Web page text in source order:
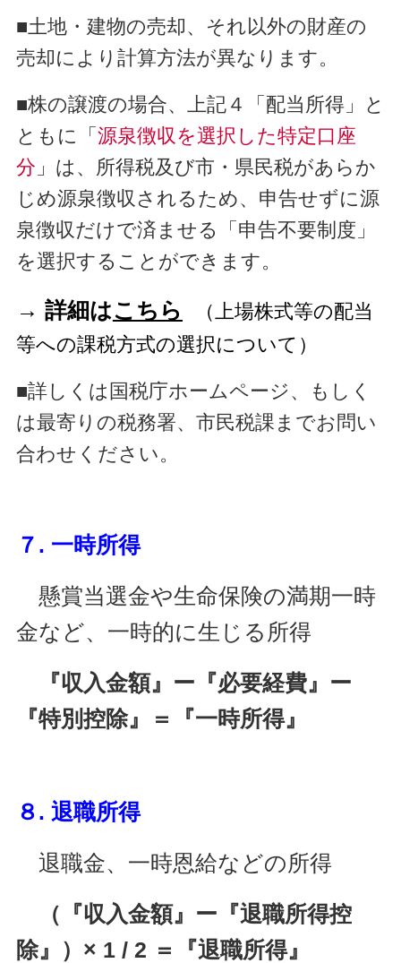
■土地・建物の売却、それ以外の財産の
売却により計算方法が異なります。
■株の譲渡の場合、上記４「 配当所得」と
ともに「 源泉徴収を選択した特定口座
分 」は、所得税及び市・県民税があらか
じめ源泉徴収されるため、申告せずに源
泉徴収だけで済ませる「申告不要制度」
を選択することができます。
→ 詳細はこちら
（上場株式等の配当
等への課税方式の選択について）
■詳しくは国税庁ホームページ、もしく
は最寄りの税務署、市民税課までお問い
合わせください。
７. 一時所得
懸賞当選金や生命保険の満期一時
金など、一時的に生じる所得
『収入金額』ー『必要経費』ー
『特別控除』＝『一時所得』
８. 退職所得
退職金、一時恩給などの所得
（『収入金額』ー『退職所得控
除』）× 1 / 2 ＝『退職所得』